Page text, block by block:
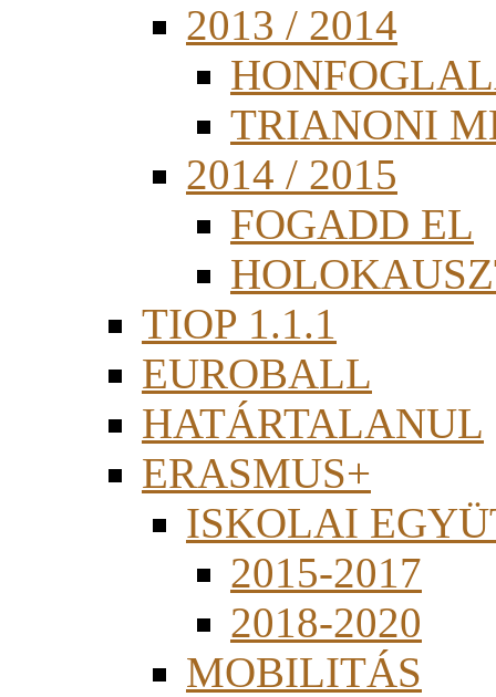
2013 / 2014
TRIANONI
2014 / 2015
FOGADD EL
TIOP 1.1.1
EUROBALL
HATÁRTALANUL
ERASMUS+
ISKOLAI
2015-2017
2018-2020
MOBILITÁS